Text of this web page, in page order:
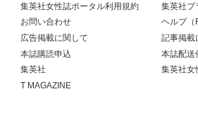
集英社女性誌ポータル利用規約
集英社プ
お問い合わせ
ヘルプ（
広告掲載に関して
記事掲載
本誌購読申込
本誌配送
集英社
集英社女
T MAGAZINE